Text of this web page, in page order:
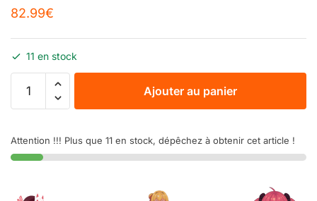
82.99€
11 en stock
Ajouter au panier
Attention !!! Plus que 11 en stock, dépêchez à obtenir cet article !